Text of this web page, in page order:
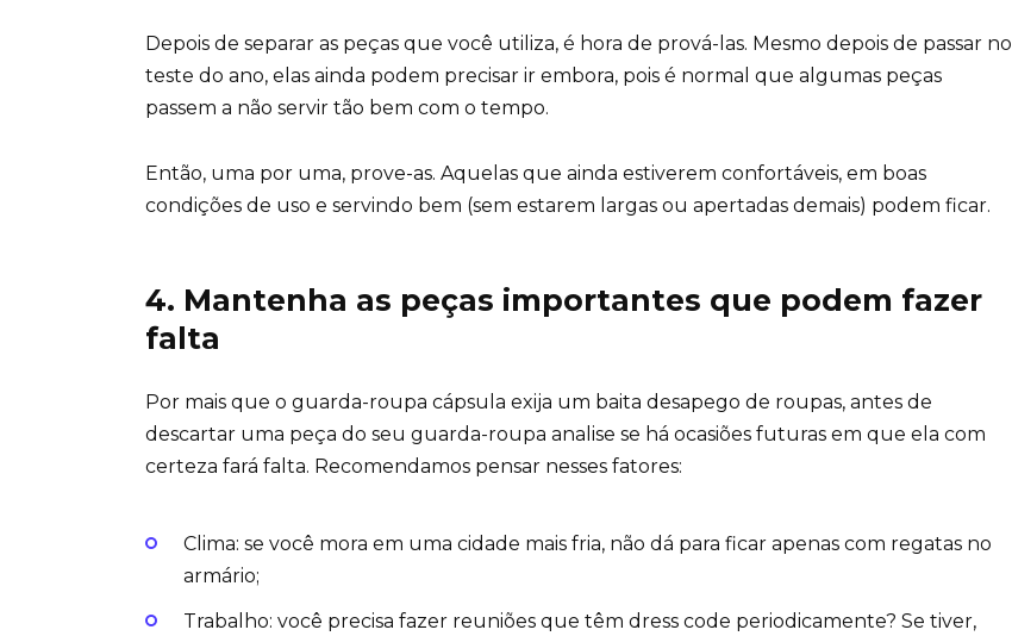
Depois de separar as peças que você utiliza, é hora de prová-las. Mesmo depois de passar no
teste do ano, elas ainda podem precisar ir embora, pois é normal que algumas peças
passem a não servir tão bem com o tempo.
Então, uma por uma, prove-as. Aquelas que ainda estiverem confortáveis, em boas
condições de uso e servindo bem (sem estarem largas ou apertadas demais) podem ficar.
4. Mantenha as peças importantes que podem fazer
falta
Por mais que o guarda-roupa cápsula exija um baita desapego de roupas, antes de
descartar uma peça do seu guarda-roupa analise se há ocasiões futuras em que ela com
certeza fará falta. Recomendamos pensar nesses fatores:
Clima: se você mora em uma cidade mais fria, não dá para ficar apenas com regatas no
armário;
Trabalho: você precisa fazer reuniões que têm dress code periodicamente? Se tiver,